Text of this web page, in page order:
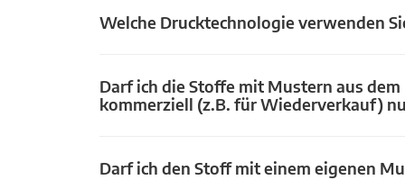
Welche Drucktechnologie verwenden
Darf ich die Stoffe mit Mustern aus
kommerziell (z.B. für Wiederverkauf)
Darf ich den Stoff mit einem eigenen